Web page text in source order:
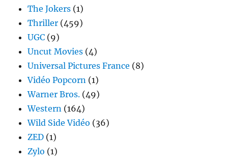
The Jokers (1)
Thriller (459)
UGC (9)
Uncut Movies (4)
Universal Pictures France (8)
Vidéo Popcorn (1)
Warner Bros. (49)
Western (164)
Wild Side Vidéo (36)
ZED (1)
Zylo (1)